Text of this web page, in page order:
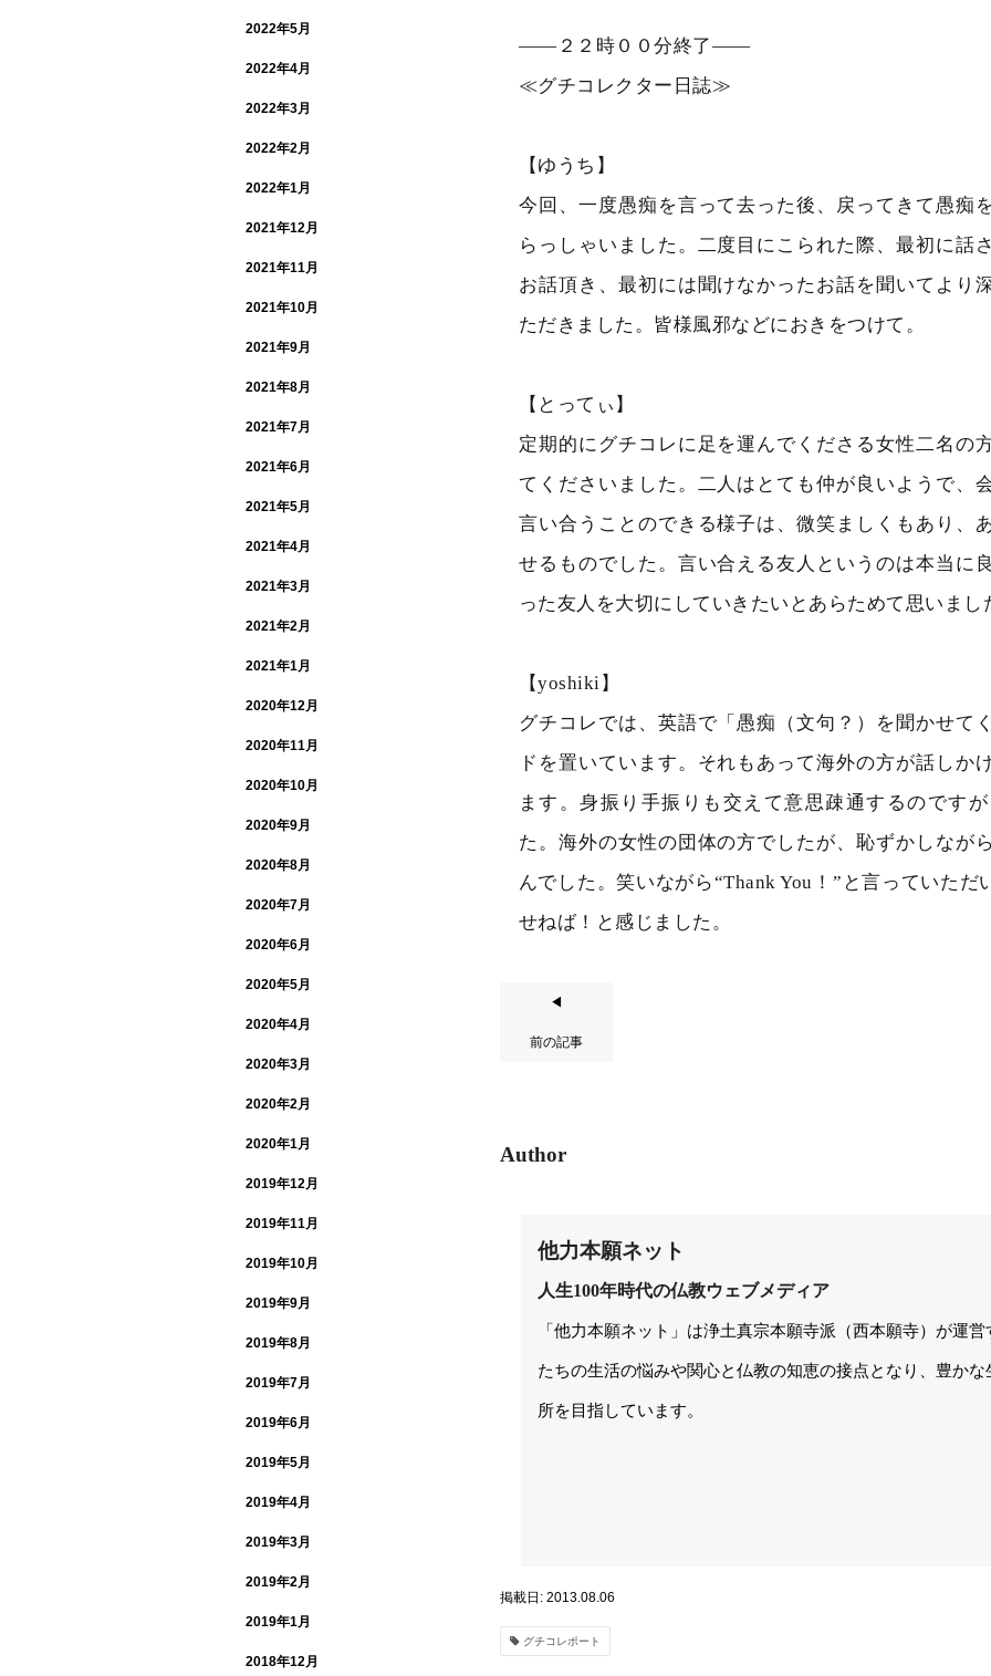
――２２時００分終了――
≪グチコレクター日誌≫
【ゆうち】
今回、一度愚痴を言って去った後、戻ってきて愚痴
らっしゃいました。二度目にこられた際、最初に話
お話頂き、最初には聞けなかったお話を聞いてより
ただきました。皆様風邪などにおきをつけて。
【とってぃ】
定期的にグチコレに足を運んでくださる女性二名の
てくださいました。二人はとても仲が良いようで、
言い合うことのできる様子は、微笑ましくもあり、
せるものでした。言い合える友人というのは本当に
った友人を大切にしていきたいとあらためて思いまし
【yoshiki】
グチコレでは、英語で「愚痴（文句？）を聞かせて
ドを置いています。それもあって海外の方が話しか
ます。身振り手振りも交えて意思疎通するのです
た。海外の女性の団体の方でしたが、恥ずかしなが
んでした。笑いながら“Thank You！”と言っていただ
せねば！と感じました。
◀
前の記事
Author
他力本願ネット
人生100年時代の仏教ウェブメディア
「他力本願ネット」は浄土真宗本願寺派（西本願寺）が運
たちの生活の悩みや関心と仏教の知恵の接点となり、豊か
所を目指しています。
掲載日: 2013.08.06
グチコレポート
2022年5月
2022年4月
2022年3月
2022年2月
2022年1月
2021年12月
2021年11月
2021年10月
2021年9月
2021年8月
2021年7月
2021年6月
2021年5月
2021年4月
2021年3月
2021年2月
2021年1月
2020年12月
2020年11月
2020年10月
2020年9月
2020年8月
2020年7月
2020年6月
2020年5月
2020年4月
2020年3月
2020年2月
2020年1月
2019年12月
2019年11月
2019年10月
2019年9月
2019年8月
2019年7月
2019年6月
2019年5月
2019年4月
2019年3月
2019年2月
2019年1月
2018年12月